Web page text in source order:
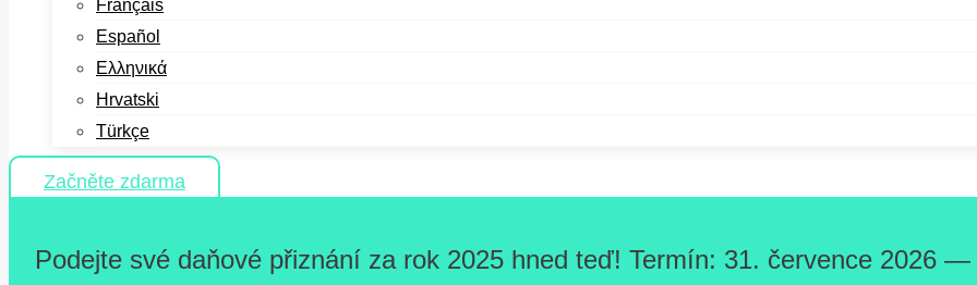
Français
Español
Ελληνικά
Hrvatski
Türkçe
Začněte zdarma
Podejte své daňové přiznání za rok 2025 hned teď! Termín: 31. července 2026